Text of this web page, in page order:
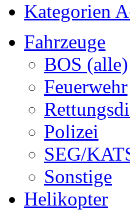
Kategorien
Fahrzeuge
BOS (alle)
Feuerwehr
Polizei
SEG/
Sonstige
Helikopter